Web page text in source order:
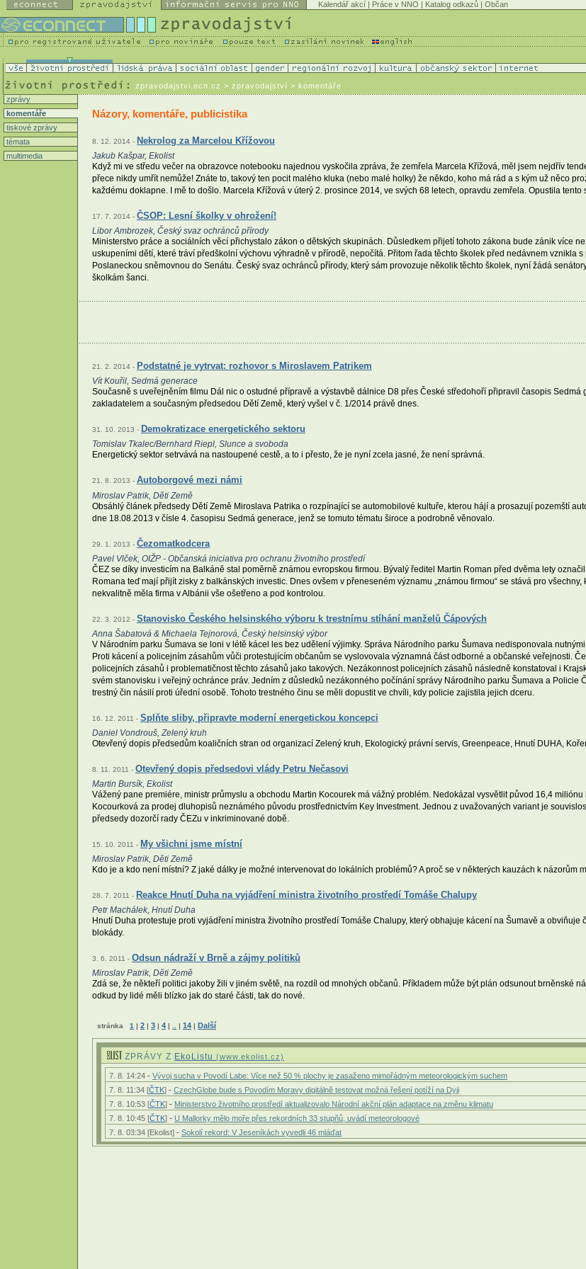
Kalendář akcí | Práce v NNO | Katalog odkazů | Občan
zpravodajstvi.ecn.cz > zpravodajství > komentáře
zprávy
komentáře
tiskové zprávy
témata
multimedia
Názory, komentáře, publicistika
8. 12. 2014 - Nekrolog za Marcelou Křížovou
Jakub Kašpar, Ekolist
Když mi ve středu večer na obrazovce notebooku najednou vyskočila zpráva, že zemřela Marcela Křížová, měl jsem nejdřív
přece nikdy umřít nemůže! Znáte to, takový ten pocit malého kluka (nebo malé holky) že někdo, koho má rád a s kým už něco
každému doklapne. I mě to došlo. Marcela Křížová v úterý 2. prosince 2014, ve svých 68 letech, opravdu zemřela. Opustila tento
17. 7. 2014 - ČSOP: Lesní školky v ohrožení!
Libor Ambrozek, Český svaz ochránců přírody
Ministerstvo práce a sociálních věcí přichystalo zákon o dětských skupinách. Důsledkem přijetí tohoto zákona bude zánik více
uskupeními dětí, které tráví předškolní výchovu výhradně v přírodě, nepočítá. Přitom řada těchto školek před nedávnem vznikla
Poslaneckou sněmovnou do Senátu. Český svaz ochránců přírody, který sám provozuje několik těchto školek, nyní žádá
školkám šanci.
21. 2. 2014 - Podstatné je vytrvat: rozhovor s Miroslavem Patrikem
Vít Kouřil, Sedmá generace
Současně s uveřejněním filmu Dál nic o ostudné přípravě a výstavbě dálnice D8 přes České středohoří připravil časopis
zakladatelem a současným předsedou Dětí Země, který vyšel v č. 1/2014 právě dnes.
31. 10. 2013 - Demokratizace energetického sektoru
Tomislav Tkalec/Bernhard Riepl, Slunce a svoboda
Energetický sektor setrvává na nastoupené cestě, a to i přesto, že je nyní zcela jasné, že není správná.
21. 8. 2013 - Autoborgové mezi námi
Miroslav Patrik, Děti Země
Obsáhlý článek předsedy Dětí Země Miroslava Patrika o rozpínající se automobilové kultuře, kterou hájí a prosazují pozemští
dne 18.08.2013 v čísle 4. časopisu Sedmá generace, jenž se tomuto tématu široce a podrobně věnovalo.
29. 1. 2013 - Čezomatkodcera
Pavel Vlček, OIŽP - Občanská iniciativa pro ochranu životního prostředí
ČEZ se díky investicím na Balkáně stal poměrně známou evropskou firmou. Bývalý ředitel Martin Roman před dvěma lety
Romana teď mají přijít zisky z balkánských investic. Dnes ovšem v přeneseném významu „známou firmou“ se stává pro
nekvalitně měla firma v Albánii vše ošetřeno a pod kontrolou.
22. 3. 2012 - Stanovisko Českého helsinského výboru k trestnímu stíhání manželů Čápových
Anna Šabatová & Michaela Tejnorová, Český helsinský výbor
V Národním parku Šumava se loni v létě kácel les bez udělení výjimky. Správa Národního parku Šumava nedisponovala
Proti kácení a policejním zásahům vůči protestujícím občanům se vyslovovala významná část odborné a občanské veřejnosti.
policejních zásahů i problematičnost těchto zásahů jako takových. Nezákonnost policejních zásahů následně konstatoval i
svém stanovisku i veřejný ochránce práv. Jedním z důsledků nezákonného počínání správy Národního parku Šumava a Policie
trestný čin násilí proti úřední osobě. Tohoto trestného činu se měli dopustit ve chvíli, kdy policie zajistila jejich dceru.
16. 12. 2011 - Splňte sliby, připravte moderní energetickou koncepci
Daniel Vondrouš, Zelený kruh
Otevřený dopis předsedům koaličních stran od organizací Zelený kruh, Ekologický právní servis, Greenpeace, Hnutí DUHA,
8. 11. 2011 - Otevřený dopis předsedovi vlády Petru Nečasovi
Martin Bursík, Ekolist
Vážený pane premiére, ministr průmyslu a obchodu Martin Kocourek má vážný problém. Nedokázal vysvětlit původ 16,4
Kocourková za prodej dluhopisů neznámého původu prostřednictvím Key Investment. Jednou z uvažovaných variant je
předsedy dozorčí rady ČEZu v inkriminované době.
15. 10. 2011 - My všichni jsme místní
Miroslav Patrik, Děti Země
Kdo je a kdo není místní? Z jaké dálky je možné intervenovat do lokálních problémů? A proč se v některých kauzách k názorům
28. 7. 2011 - Reakce Hnutí Duha na vyjádření ministra životního prostředí Tomáše Chalupy
Petr Machálek, Hnutí Duha
Hnutí Duha protestuje proti vyjádření ministra životního prostředí Tomáše Chalupy, který obhajuje kácení na Šumavě a
blokády.
3. 6. 2011 - Odsun nádraží v Brně a zájmy politiků
Miroslav Patrik, Děti Země
Zdá se, že někteří politici jakoby žili v jiném světě, na rozdíl od mnohých občanů. Příkladem může být plán odsunout brněnské
odkud by lidé měli blízko jak do staré části, tak do nové.
stránka 1 | 2 | 3 | 4 | .. | 14 | Další
ZPRÁVY Z EkoListu (www.ekolist.cz)
7. 8. 14:24 - Vývoj sucha v Povodí Labe: Více než 50 % plochy je zasaženo mimořádným meteorologickým suchem
7. 8. 11:34 [ČTK] - CzechGlobe bude s Povodím Moravy digitálně testovat možná řešení potíží na Dyji
7. 8. 10:53 [ČTK] - Ministerstvo životního prostředí aktualizovalo Národní akční plán adaptace na změnu klimatu
7. 8. 10:45 [ČTK] - U Mallorky mělo moře přes rekordních 33 stupňů, uvádí meteorologové
7. 8. 03:34 [Ekolist] - Sokolí rekord: V Jeseníkách vyvedli 46 mláďat